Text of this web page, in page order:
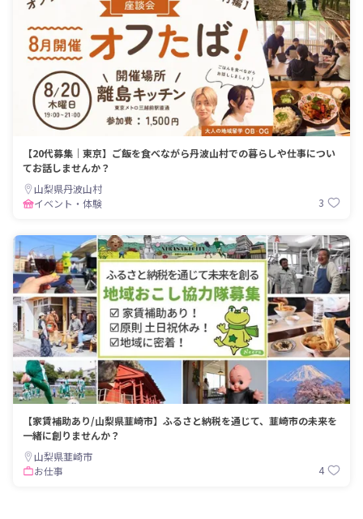
【20代募集｜東京】ご飯を食べながら丹波山村での暮らしや仕事につい
てお話しませんか？
山梨県丹波山村
イベント・体験
3
【家賃補助あり/山梨県韮崎市】ふるさと納税を通じて、韮崎市の未来を
一緒に創りませんか？
山梨県韮崎市
お仕事
4